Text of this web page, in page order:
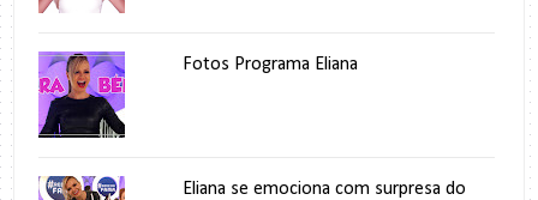
Fotos Programa Eliana
Eliana se emociona com surpresa do